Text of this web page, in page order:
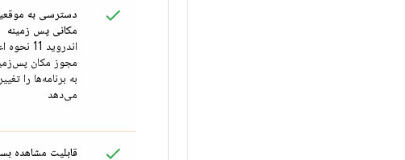
دسترسی به
مکانی پس زمینه
اندروید 11
مجوز مکان
به برنامه‌ها را تغییر
می‌دهد
قابلیت مشاهده